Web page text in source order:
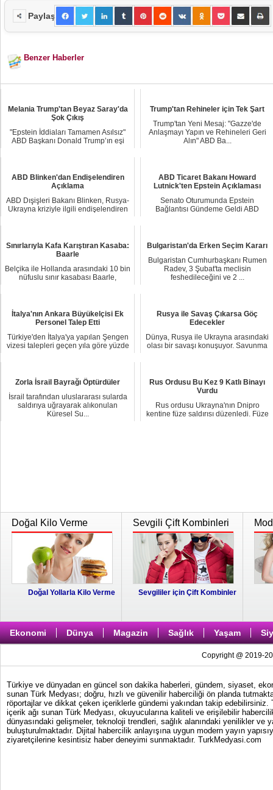
Paylaş
Benzer Haberler
Melania Trump'tan Beyaz Saray'da
Şok Çıkış
"Epstein İddiaları Tamamen Asılsız"
ABD Başkanı Donald Trump’ın eşi
Trump'tan Rehineler için Tek Şart
Trump'tan Yeni Mesaj: "Gazze'de
Anlaşmayı Yapın ve Rehineleri Geri
Alın" ABD Ba...
ABD Blinken'dan Endişelendiren
Açıklama
ABD Dışişleri Bakanı Blinken, Rusya-
Ukrayna kriziyle ilgili endişelendiren
ABD Ticaret Bakanı Howard
Lutnick'ten Epstein Açıklaması
Senato Oturumunda Epstein
Bağlantısı Gündeme Geldi ABD
Sınırlarıyla Kafa Karıştıran Kasaba:
Baarle
Belçika ile Hollanda arasındaki 10 bin
nüfuslu sınır kasabası Baarle,
Bulgaristan'da Erken Seçim Kararı
Bulgaristan Cumhurbaşkanı Rumen
Radev, 3 Şubat'ta meclisin
feshedileceğini ve 2 ...
İtalya'nın Ankara Büyükelçisi Ek
Personel Talep Etti
Türkiye'den İtalya'ya yapılan Şengen
vizesi talepleri geçen yıla göre yüzde
Rusya ile Savaş Çıkarsa Göç
Edecekler
Dünya, Rusya ile Ukrayna arasındaki
olası bir savaşı konuşuyor. Savunma
Zorla İsrail Bayrağı Öptürdüler
İsrail tarafından uluslararası sularda
saldırıya uğrayarak alıkonulan
Küresel Su...
Rus Ordusu Bu Kez 9 Katlı Binayı
Vurdu
Rus ordusu Ukrayna'nın Dnipro
kentine füze saldırısı düzenledi. Füze
Doğal Kilo Verme
Doğal Yollarla Kilo Verme
Sevgili Çift Kombinleri
Sevgililer için Çift Kombinler
Ekonomi Dünya Magazin Sağlık Yaşam
Copyright @ 2019-
Türkiye ve dünyadan en güncel son dakika haberleri, gündem, siyaset,
sunan Türk Medyası; doğru, hızlı ve güvenilir haberciliği ön planda
röportajlar ve dikkat çeken içeriklerle gündemi yakından takip
içerik ağı sunan Türk Medyası, okuyucularına kaliteli ve erişilebilir
dünyasındaki gelişmeler, teknoloji trendleri, sağlık alanındaki yenilikler
buluşturulmaktadır. Dijital habercilik anlayışına uygun modern yayın
ziyaretçilerine kesintisiz haber deneyimi sunmaktadır. TurkMedyasi.com